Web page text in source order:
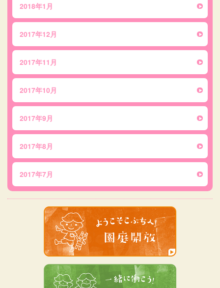
2018年1月
2017年12月
2017年11月
2017年10月
2017年9月
2017年8月
2017年7月